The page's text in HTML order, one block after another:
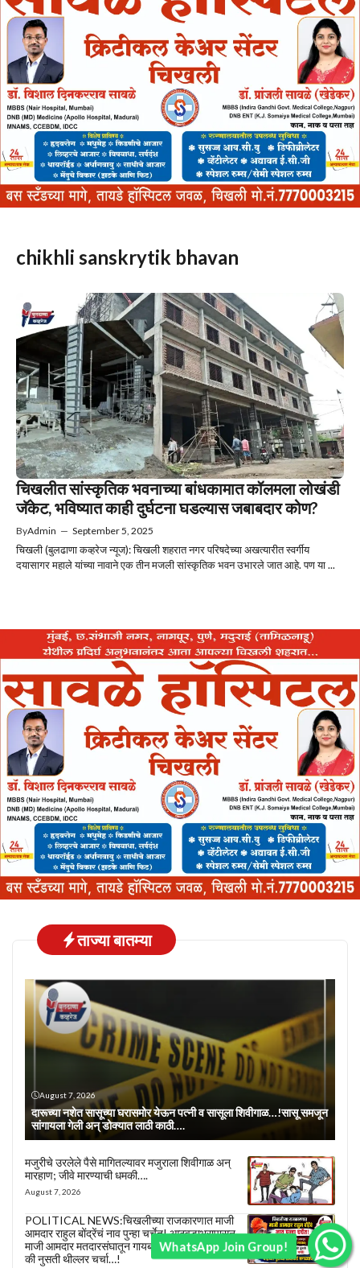
chikhli sanskrytik bhavan
चिखलीत सांस्कृतिक भवनाच्या बांधकामात कॉलमला लोखंडी
जॅकेट, भविष्यात काही दुर्घटना घडल्यास जबाबदार कोण?
ByAdmin — September 5, 2025
चिखली (बुलढाणा कव्हरेज न्यूज): चिखली शहरात नगर परिषदेच्या अखत्यारीत स्वर्गीय
दयासागर महाले यांच्या नावाने एक तीन मजली सांस्कृतिक भवन उभारले जात आहे. पण या ...
ताज्या बातम्या
August 7, 2026
दारूच्या नशेत सासूच्या घरासमोर येऊन पत्नी व सासूला शिवीगाळ…!सासू समजून
सांगायला गेली अन् डोक्यात लाठी काठी….
मजुरीचे उरलेले पैसे मागितल्यावर मजुराला शिवीगाळ अन्
मारहाण; जीवे मारण्याची धमकी….
August 7, 2026
POLITICAL NEWS:चिखलीच्या राजकारणात माजी
आमदार राहुल बोंद्रेंचं नाव पुन्हा चर्चेत! आठवडाभरापासून
माजी आमदार मतदारसंघातून गायब; काँग्रेस सोडणार का?
की नुसती थील्लर चर्चा…!
WhatsApp Join Group!